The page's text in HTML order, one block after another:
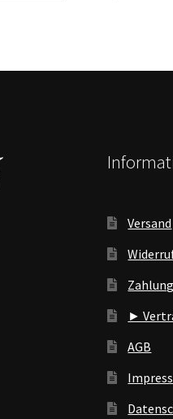
Versand
►
AGB